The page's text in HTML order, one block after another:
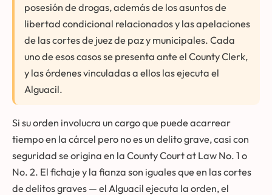
posesión de drogas, además de los asuntos de
libertad condicional relacionados y las apelaciones
de las cortes de juez de paz y municipales. Cada
uno de esos casos se presenta ante el County Clerk,
y las órdenes vinculadas a ellos las ejecuta el
Alguacil.
Si su orden involucra un cargo que puede acarrear
tiempo en la cárcel pero no es un delito grave, casi con
seguridad se origina en la County Court at Law No. 1 o
No. 2. El fichaje y la fianza son iguales que en las cortes
de delitos graves — el Alguacil ejecuta la orden, el